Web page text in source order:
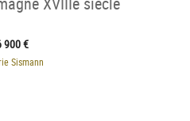
900 €
Sismann